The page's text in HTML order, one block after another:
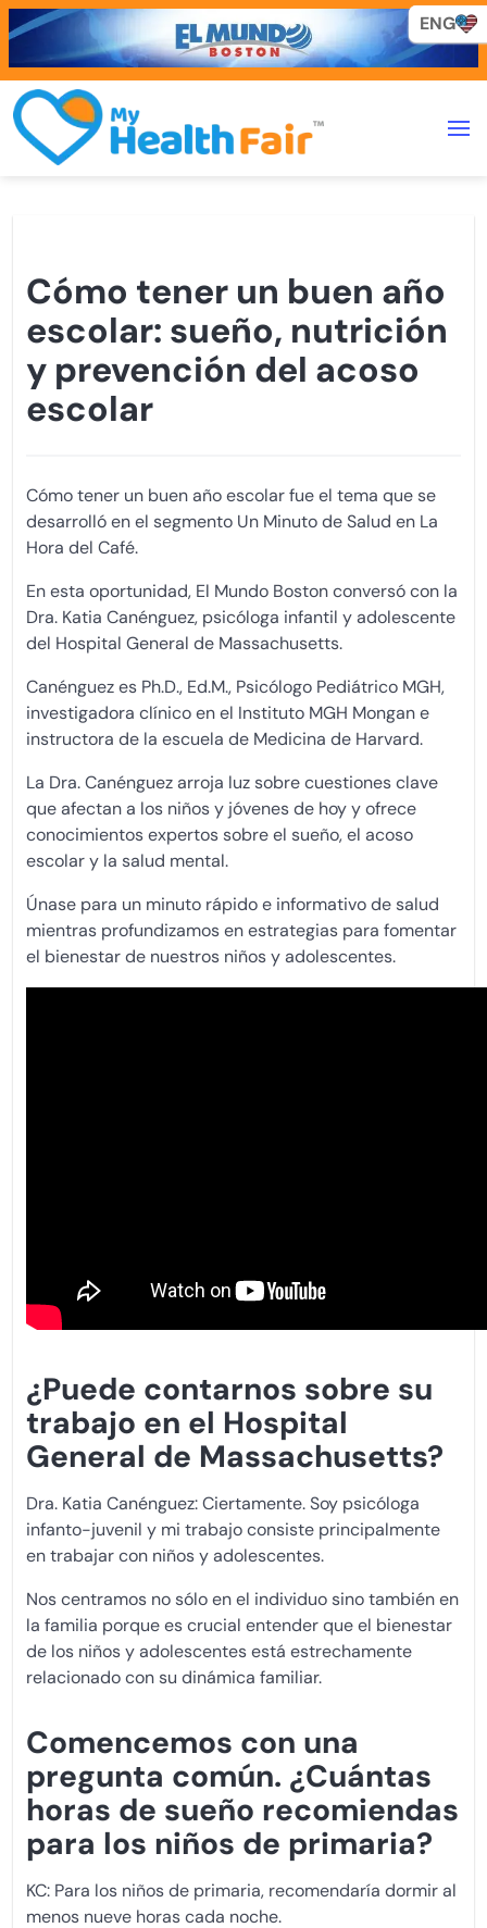
Cómo tener un buen año
escolar: sueño, nutrición
y prevención del acoso
escolar
Cómo tener un buen año escolar fue el tema que se
desarrolló en el segmento Un Minuto de Salud en La
Hora del Café.
En esta oportunidad, El Mundo Boston conversó con la
Dra. Katia Canénguez, psicóloga infantil y adolescente
del Hospital General de Massachusetts.
Canénguez es Ph.D., Ed.M., Psicólogo Pediátrico MGH,
investigadora clínico en el Instituto MGH Mongan e
instructora de la escuela de Medicina de Harvard.
La Dra. Canénguez arroja luz sobre cuestiones clave
que afectan a los niños y jóvenes de hoy y ofrece
conocimientos expertos sobre el sueño, el acoso
escolar y la salud mental.
Únase para un minuto rápido e informativo de salud
mientras profundizamos en estrategias para fomentar
el bienestar de nuestros niños y adolescentes.
¿Puede contarnos sobre su
trabajo en el Hospital
General de Massachusetts?
Dra. Katia Canénguez: Ciertamente. Soy psicóloga
infanto-juvenil y mi trabajo consiste principalmente
en trabajar con niños y adolescentes.
Nos centramos no sólo en el individuo sino también en
la familia porque es crucial entender que el bienestar
de los niños y adolescentes está estrechamente
relacionado con su dinámica familiar.
Comencemos con una
pregunta común. ¿Cuántas
horas de sueño recomiendas
para los niños de primaria?
KC: Para los niños de primaria, recomendaría dormir al
menos nueve horas cada noche.
ENG
ENG